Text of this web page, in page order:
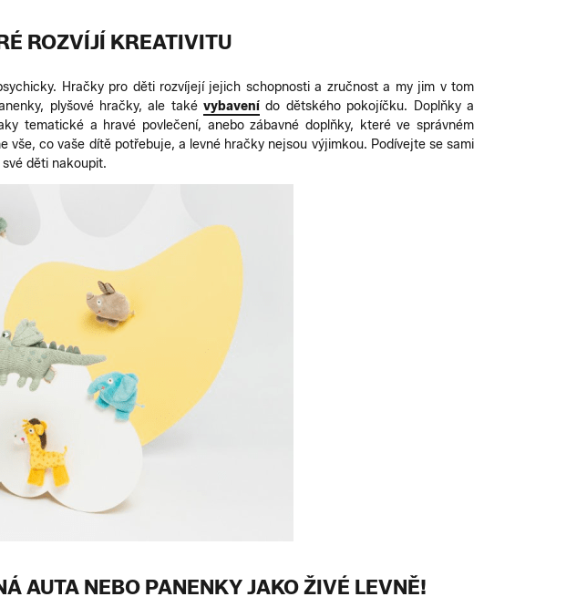
ROZVÍJÍ KREATIVITU
Hračky pro děti rozvíjejí jejich schopnosti a zručnost a my jim v tom
plyšové hračky, ale takévybavení do dětského pokojíčku. Doplňky a
tematické a hravé povlečení, anebo zábavné doplňky, které ve správném
co vaše dítě potřebuje, a levné hračky nejsou výjimkou. Podívejte se sami
děti nakoupit.
AUTA NEBO PANENKY JAKO ŽIVÉ LEVNĚ!